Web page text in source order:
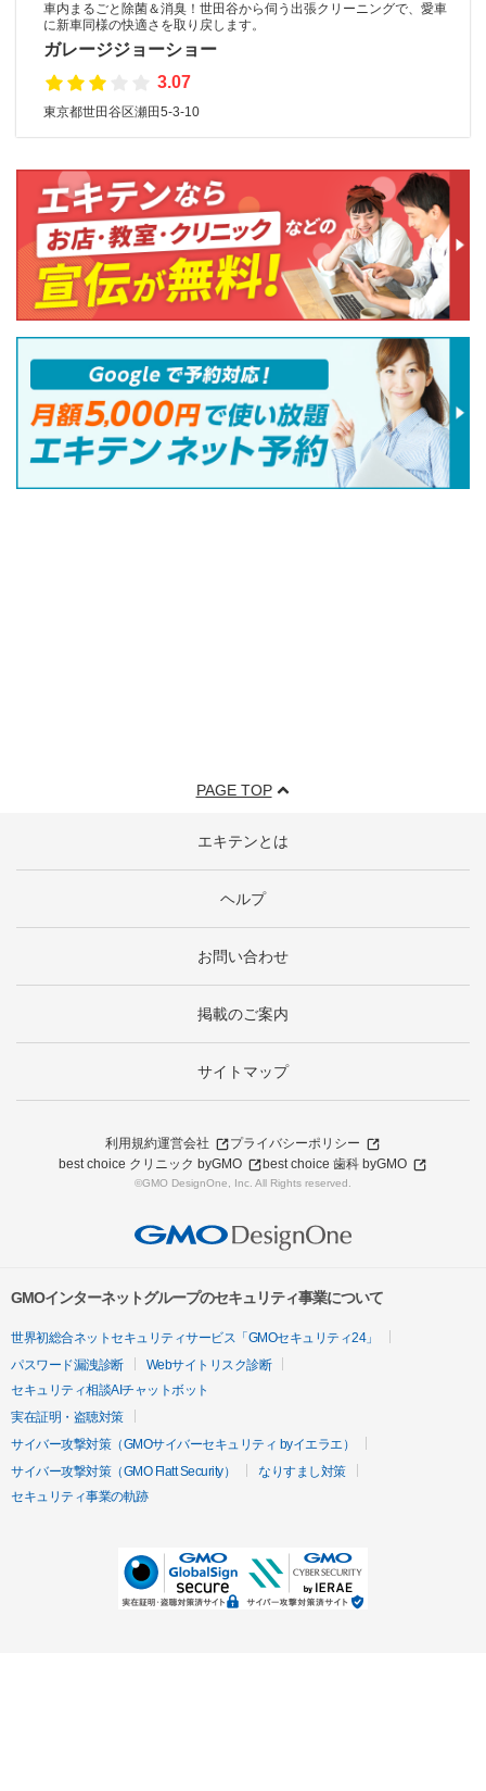
車内まるごと除菌＆消臭！世田谷から伺う出張クリーニングで、愛車
に新車同様の快適さを取り戻します。
ガレージジョーショー
3.07
東京都世田谷区瀬田5-3-10
PAGE TOP
エキテンとは
ヘルプ
お問い合わせ
掲載のご案内
サイトマップ
利用規約運営会社
プライバシーポリシー
best choice クリニック byGMO
best choice 歯科 byGMO
©GMO DesignOne, Inc. All Rights reserved.
GMOインターネットグループのセキュリティ事業について
世界初総合ネットセキュリティサービス「GMOセキュリティ24」
パスワード漏洩診断
Webサイトリスク診断
セキュリティ相談AIチャットボット
実在証明・盗聴対策
サイバー攻撃対策（GMOサイバーセキュリティ byイエラエ）
サイバー攻撃対策（GMO Flatt Security）
なりすまし対策
セキュリティ事業の軌跡